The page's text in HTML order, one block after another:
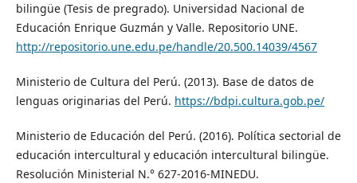
bilingüe (Tesis de pregrado). Universidad Nacional de
Educación Enrique Guzmán y Valle. Repositorio UNE.
http://repositorio.une.edu.pe/handle/20.500.14039/4567
Ministerio de Cultura del Perú. (2013). Base de datos de
lenguas originarias del Perú. https://bdpi.cultura.gob.pe/
Ministerio de Educación del Perú. (2016). Política sectorial de
educación intercultural y educación intercultural bilingüe.
Resolución Ministerial N.° 627-2016-MINEDU.